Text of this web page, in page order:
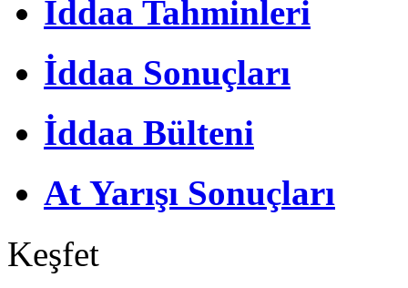
İddaa Tahminleri
İddaa Sonuçları
İddaa Bülteni
At Yarışı Sonuçları
Keşfet